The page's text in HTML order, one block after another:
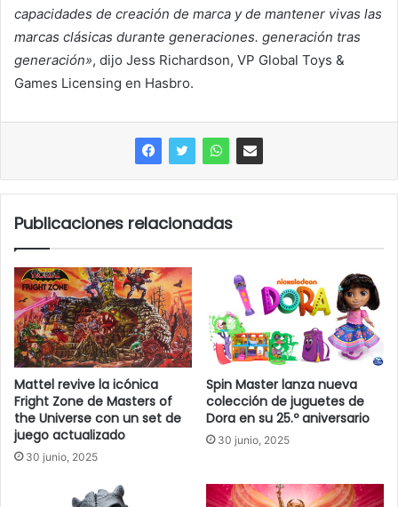
capacidades de creación de marca y de mantener vivas las
marcas clásicas durante generaciones. generación tras
generación», dijo Jess Richardson, VP Global Toys &
Games Licensing en Hasbro.
Publicaciones relacionadas
Mattel revive la icónica
Fright Zone de Masters of
the Universe con un set de
juego actualizado
30 junio, 2025
Spin Master lanza nueva
colección de juguetes de
Dora en su 25.º aniversario
30 junio, 2025